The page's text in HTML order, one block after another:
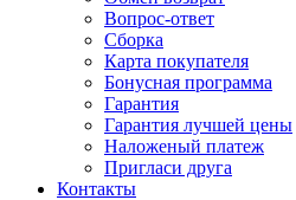
Вопрос-ответ
Сборка
Карта покупателя
Бонусная программа
Гарантия
Гарантия лучшей цены
Наложеный платеж
Пригласи друга
Контакты